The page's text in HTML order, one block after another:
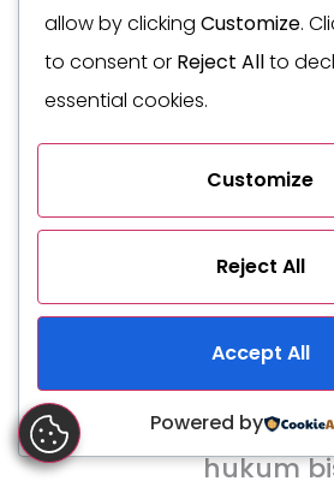
patch. Dari metrik ini,
melihat apakah proaktif
menurunkan risiko, bukan
proaktif yang sukses
sistem “tenang”, bisnis
Bagus
Bagus
menulis
hukum
allow by clicking Customize.
to consent or Reject Allto
essential cookies.
Customize
Reject All
Accept All
Powered by